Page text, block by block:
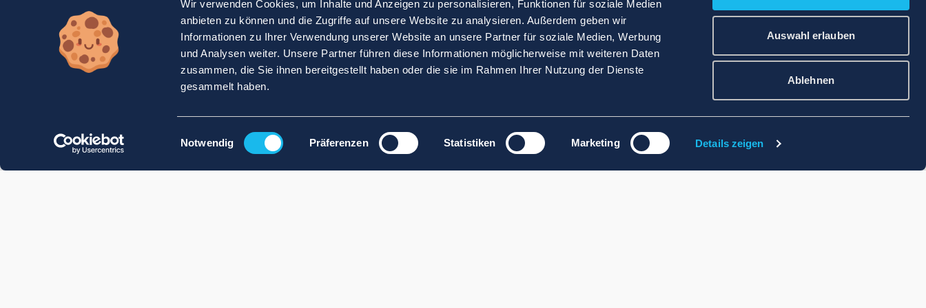
Wir verwenden Cookies, um Inhalte und Anzeigen zu personalisieren, Funktionen für soziale Medien
anbieten zu können und die Zugriffe auf unsere Website zu analysieren. Außerdem geben wir
Informationen zu Ihrer Verwendung unserer Website an unsere Partner für soziale Medien, Werbung
und Analysen weiter. Unsere Partner führen diese Informationen möglicherweise mit weiteren Daten
zusammen, die Sie ihnen bereitgestellt haben oder die sie im Rahmen Ihrer Nutzung der Dienste
gesammelt haben.
Einwilligungsauswahl
Notwendig Präferenzen Statistiken Marketing Details zeigen
Auswahl erlauben
Ablehnen